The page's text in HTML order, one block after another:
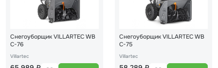
Снегоуборщик VILLARTEC WB
C-76
Villartec
Снегоуборщик VILLARTEC WB
C-75
Villartec